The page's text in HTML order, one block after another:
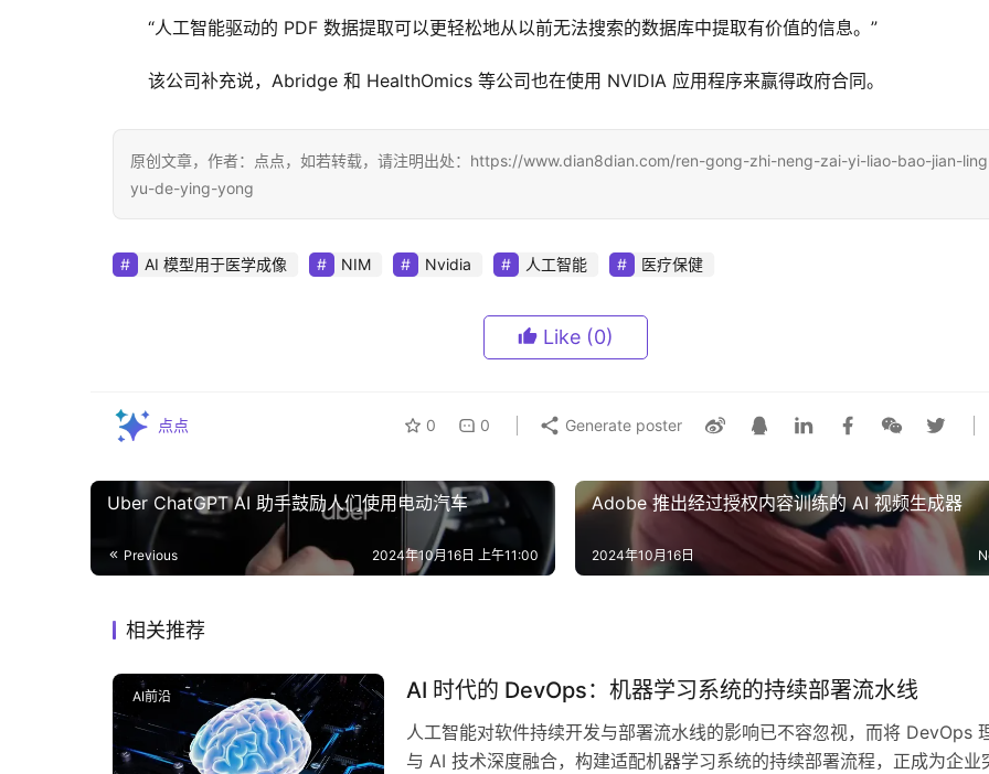
“人工智能驱动的 PDF 数据提取可以更轻松地从以前无法搜索的数据库中提取有价值的信息。”
该公司补充说，Abridge 和 HealthOmics 等公司也在使用 NVIDIA 应用程序来赢得政府合同。
原创文章，作者：点点，如若转载，请注明出处：https://www.dian8dian.com/ren-gong-zhi-neng-zai-yi-liao-bao-jian-
yu-de-ying-yong
AI 模型用于医学成像 NIM Nvidia 人工智能 医疗保健
Like (0)
点点 0 0 Generate poster
Uber ChatGPT AI 助手鼓励人们使用电动汽车
Previous 2024年10月16日 上午11:00
Adobe 推出经过授权内容训练的 AI 视频生成器
2024年10月16日
相关推荐
AI前沿 AI 时代的 DevOps：机器学习系统的持续部署流水线
人工智能对软件持续开发与部署流水线的影响已不容忽视，而将 DevOps
与 AI 技术深度融合，构建适配机器学习系统的持续部署流程，正成为企业